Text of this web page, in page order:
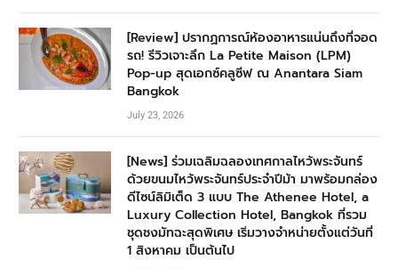
[Review] ปรากฏการณ์ห้องอาหารแน่นถึงที่จอด
รถ! รีวิวเจาะลึก La Petite Maison (LPM)
Pop-up สุดเอกซ์คลูซีฟ ณ Anantara Siam
Bangkok
July 23, 2026
[News] ร่วมเฉลิมฉลองเทศกาลไหว้พระจันทร์
ด้วยขนมไหว้พระจันทร์ประจำปีม้า มาพร้อมกล่อง
ดีไซน์ลิมิเต็ด 3 แบบ The Athenee Hotel, a
Luxury Collection Hotel, Bangkok ที่รวม
ชุดชงมัทฉะสุดพิเศษ เริ่มวางจำหน่ายตั้งแต่วันที่
1 สิงหาคม เป็นต้นไป